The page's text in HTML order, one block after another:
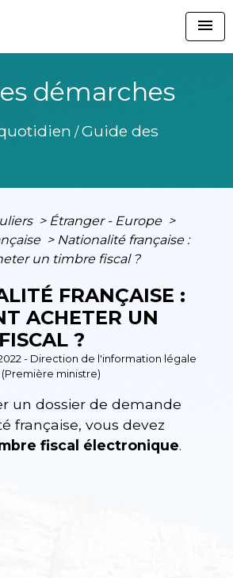
menu
démarches
/Guide des
> Étranger - Europe >
> Nationalité française :
un timbre fiscal ?
FRANÇAISE :
ACHETER UN
?
- Direction de l'information légale
ministre)
un dossier de demande
française, vous devez
fiscal électronique.